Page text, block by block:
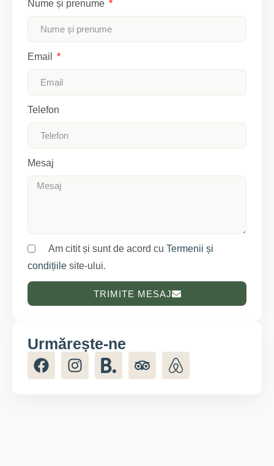
Nume și prenume
Email
Telefon
Mesaj
Am citit și sunt de acord cu Termenii și
condițiile site-ului.
TRIMITE MESAJ
Urmărește-ne